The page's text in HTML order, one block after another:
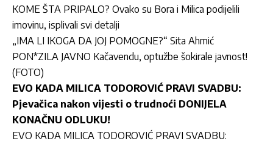
KOME ŠTA PRIPALO? Ovako su Bora i Milica podijelili
imovinu, isplivali svi detalji
„IMA LI IKOGA DA JOJ POMOGNE?“ Sita Ahmić
PON*ZILA JAVNO Kačavendu, optužbe šokirale javnost!
(FOTO)
EVO KADA MILICA TODOROVIĆ PRAVI SVADBU:
Pjevačica nakon vijesti o trudnoći DONIJELA
KONAČNU ODLUKU!
EVO KADA MILICA TODOROVIĆ PRAVI SVADBU: